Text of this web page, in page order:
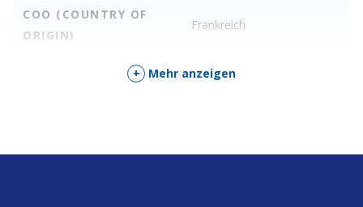
COO (COUNTRY OF
ORIGIN)
Frankreich
+ Mehr anzeigen